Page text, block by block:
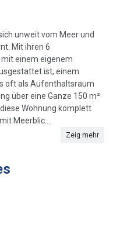
unweit vom Meer und
Mit ihren 6
einem eigenem
ist, einem
oft als Aufenthaltsraum
über eine Ganze 150 m²
Wohnung komplett
Meerblic...
Zeig mehr